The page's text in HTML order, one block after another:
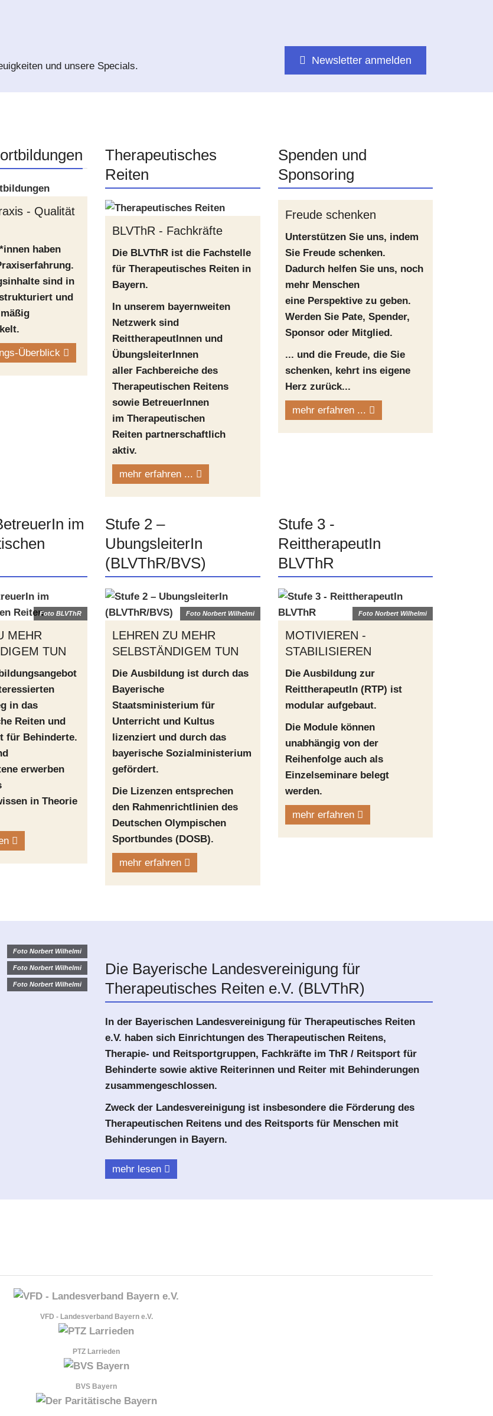
und unsere Specials. Newsletter anmelden
- Qualität
haben
sind in
und
Überblick
Therapeutisches
Reiten
BLVThR - Fachkräfte
Die BLVThR ist die Fachstelle
für Therapeutisches Reiten in
Bayern.
In unserem bayernweiten
Netzwerk sind
ReittherapeutInnen und
ÜbungsleiterInnen
aller Fachbereiche des
Therapeutischen Reitens
sowie BetreuerInnen
im Therapeutischen
Reiten partnerschaftlich
aktiv.
mehr erfahren ...
Spenden und
Sponsoring
Freude schenken
Unterstützen Sie uns, indem
Sie Freude schenken.
Dadurch helfen Sie uns, noch
mehr Menschen
eine Perspektive zu geben.
Werden Sie Pate, Spender,
Sponsor oder Mitglied.
... und die Freude, die Sie
schenken, kehrt ins eigene
Herz zurück...
mehr erfahren ...
im
Foto BLVThR
MEHR
TUN
in das
Reiten und
für Behinderte.
erwerben
in Theorie
Stufe 2 –
UbungsleiterIn
(BLVThR/BVS)
Foto Norbert Wilhelmi
LEHREN ZU MEHR
SELBSTÄNDIGEM TUN
Die Ausbildung ist durch das
Bayerische
Staatsministerium für
Unterricht und Kultus
lizenziert und durch das
bayerische Sozialministerium
gefördert.
Die Lizenzen entsprechen
den Rahmenrichtlinien des
Deutschen Olympischen
Sportbundes (DOSB).
mehr erfahren
Stufe 3 -
ReittherapeutIn
BLVThR
Foto Norbert Wilhelmi
MOTIVIEREN -
STABILISIEREN
Die Ausbildung zur
ReittherapeutIn (RTP) ist
modular aufgebaut.
Die Module können
unabhängig von der
Reihenfolge auch als
Einzelseminare belegt
werden.
mehr erfahren
Foto Norbert Wilhelmi
Foto Norbert Wilhelmi
Foto Norbert Wilhelmi
Die Bayerische Landesvereinigung für
Therapeutisches Reiten e.V. (BLVThR)
In der Bayerischen Landesvereinigung für Therapeutisches Reiten
e.V. haben sich Einrichtungen des Therapeutischen Reitens,
Therapie- und Reitsportgruppen, Fachkräfte im ThR / Reitsport für
Behinderte sowie aktive Reiterinnen und Reiter mit Behinderungen
zusammengeschlossen.
Zweck der Landesvereinigung ist insbesondere die Förderung des
Therapeutischen Reitens und des Reitsports für Menschen mit
Behinderungen in Bayern.
mehr lesen
VFD - Landesverband Bayern e.V.
PTZ Larrieden
BVS Bayern